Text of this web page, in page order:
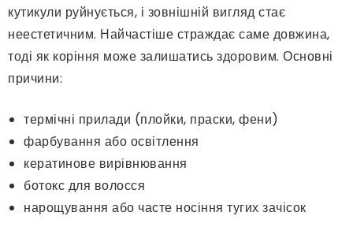
кутикули руйнується, і зовнішній вигляд стає
неестетичним. Найчастіше страждає саме довжина,
тоді як коріння може залишатись здоровим. Основні
причини:
термічні прилади (плойки, праски, фени)
фарбування або освітлення
кератинове вирівнювання
ботокс для волосся
нарощування або часте носіння тугих зачісок